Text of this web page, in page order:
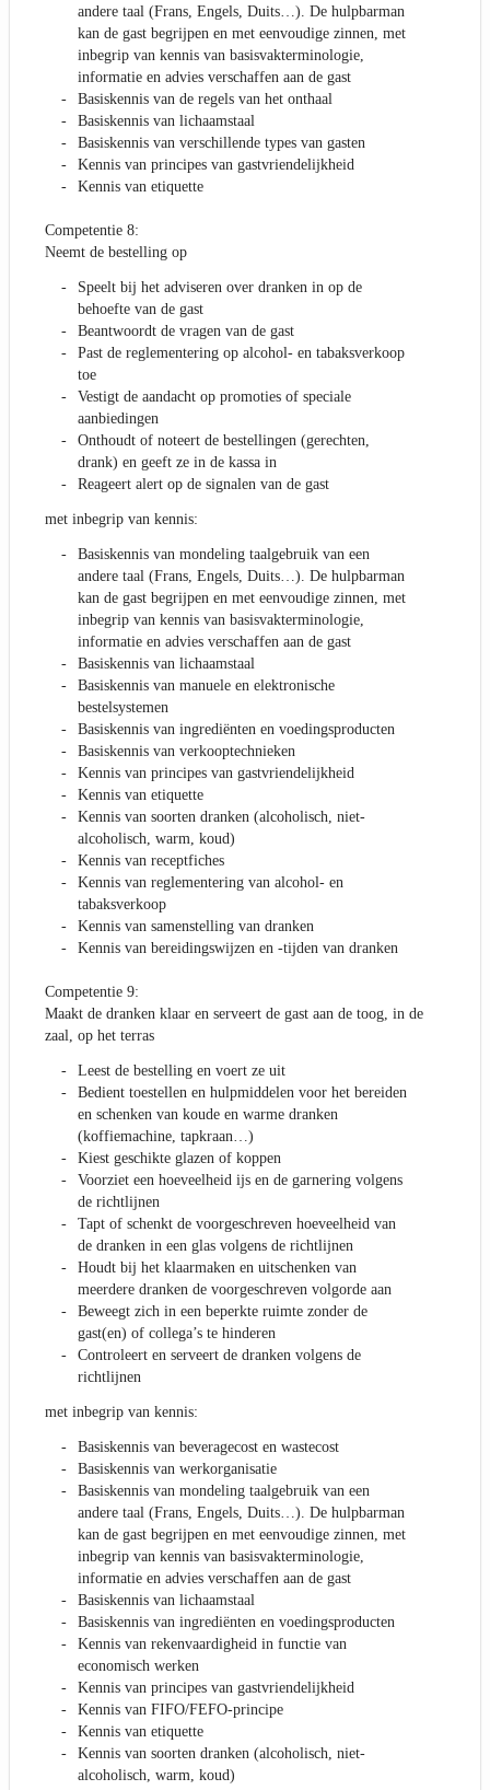
andere taal (Frans, Engels, Duits…). De hulpbarman
kan de gast begrijpen en met eenvoudige zinnen, met
inbegrip van kennis van basisvakterminologie,
informatie en advies verschaffen aan de gast
Basiskennis van de regels van het onthaal
Basiskennis van lichaamstaal
Basiskennis van verschillende types van gasten
Kennis van principes van gastvriendelijkheid
Kennis van etiquette
Competentie 8:
Neemt de bestelling op
Speelt bij het adviseren over dranken in op de
behoefte van de gast
Beantwoordt de vragen van de gast
Past de reglementering op alcohol- en tabaksverkoop
toe
Vestigt de aandacht op promoties of speciale
aanbiedingen
Onthoudt of noteert de bestellingen (gerechten,
drank) en geeft ze in de kassa in
Reageert alert op de signalen van de gast
met inbegrip van kennis:
Basiskennis van mondeling taalgebruik van een
andere taal (Frans, Engels, Duits…). De hulpbarman
kan de gast begrijpen en met eenvoudige zinnen, met
inbegrip van kennis van basisvakterminologie,
informatie en advies verschaffen aan de gast
Basiskennis van lichaamstaal
Basiskennis van manuele en elektronische
bestelsystemen
Basiskennis van ingrediënten en voedingsproducten
Basiskennis van verkooptechnieken
Kennis van principes van gastvriendelijkheid
Kennis van etiquette
Kennis van soorten dranken (alcoholisch, niet-
alcoholisch, warm, koud)
Kennis van receptfiches
Kennis van reglementering van alcohol- en
tabaksverkoop
Kennis van samenstelling van dranken
Kennis van bereidingswijzen en -tijden van dranken
Competentie 9:
Maakt de dranken klaar en serveert de gast aan de toog, in de
zaal, op het terras
Leest de bestelling en voert ze uit
Bedient toestellen en hulpmiddelen voor het bereiden
en schenken van koude en warme dranken
(koffiemachine, tapkraan…)
Kiest geschikte glazen of koppen
Voorziet een hoeveelheid ijs en de garnering volgens
de richtlijnen
Tapt of schenkt de voorgeschreven hoeveelheid van
de dranken in een glas volgens de richtlijnen
Houdt bij het klaarmaken en uitschenken van
meerdere dranken de voorgeschreven volgorde aan
Beweegt zich in een beperkte ruimte zonder de
gast(en) of collega’s te hinderen
Controleert en serveert de dranken volgens de
richtlijnen
met inbegrip van kennis:
Basiskennis van beveragecost en wastecost
Basiskennis van werkorganisatie
Basiskennis van mondeling taalgebruik van een
andere taal (Frans, Engels, Duits…). De hulpbarman
kan de gast begrijpen en met eenvoudige zinnen, met
inbegrip van kennis van basisvakterminologie,
informatie en advies verschaffen aan de gast
Basiskennis van lichaamstaal
Basiskennis van ingrediënten en voedingsproducten
Kennis van rekenvaardigheid in functie van
economisch werken
Kennis van principes van gastvriendelijkheid
Kennis van FIFO/FEFO-principe
Kennis van etiquette
Kennis van soorten dranken (alcoholisch, niet-
alcoholisch, warm, koud)